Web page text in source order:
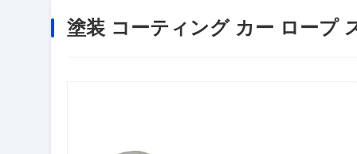
塗装 コーティング カー ロープ